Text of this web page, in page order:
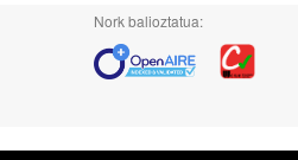
Nork balioztatua: